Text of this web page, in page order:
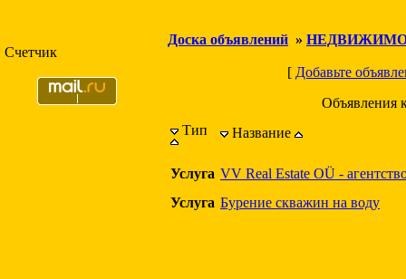
Счетчик
Доска объявлений »
[ Добавьте
Объявления
Тип
Название
Услуга VV Real Estate OÜ -
Услуга Бурение скважин на воду